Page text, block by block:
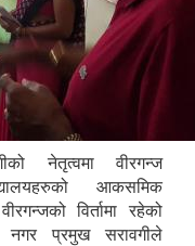
नेतृत्वमा वीरगन्ज
आकसमिक
विर्तामा रहेको
नगर प्रमुख सरावगीले